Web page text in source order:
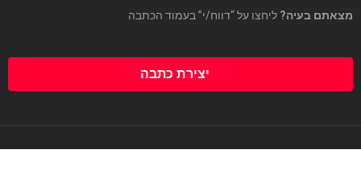
מצאתם בעיה? ליחצו על “דווח/י” בעמוד הכתבה
יצירת כתבה